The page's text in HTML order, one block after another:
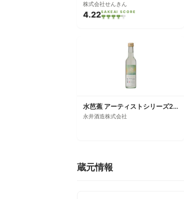
株式会社せんきん
4.22SAKEAI SCORE
水芭蕉 アーティストシリーズ2020 デザート酒
永井酒造株式会社
蔵元情報